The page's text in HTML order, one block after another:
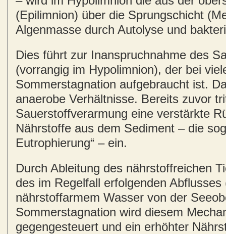
(Epilimnion) über die Sprungschicht
Algenmasse durch Autolyse und
Dies führt zur Inanspruchnahme des
(vorrangig im Hypolimnion), der bei
Sommerstagnation aufgebraucht ist.
anaerobe Verhältnisse. Bereits zuvor
Sauerstoffverarmung eine verstärkte
Nährstoffe aus dem Sediment – die
Eutrophierung“ – ein.
Durch Ableitung des nährstoffreichen
des im Regelfall erfolgenden
nährstoffarmem Wasser von der
Sommerstagnation wird diesem
gegengesteuert und ein erhöhter